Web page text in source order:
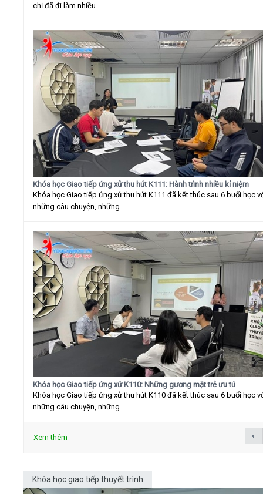
chị đã đi làm nhiều...
Khóa học Giao tiếp ứng xử thu hút K111: Hành trình nhiều kỉ niệm
Khóa học Giao tiếp ứng xử thu hút K111 đã kết thúc sau 6 buổi học
những câu chuyện, những...
Khóa học Giao tiếp ứng xử K110: Những gương mặt trẻ ưu tú
Khóa học Giao tiếp ứng xử thu hút K110 đã kết thúc sau 6 buổi học
những câu chuyện, những...
Xem thêm
Khóa học giao tiếp thuyết trình